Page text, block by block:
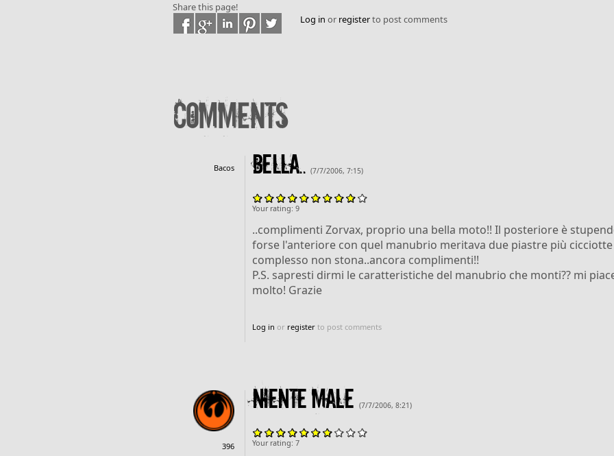
Share this page!
Log in or registerto post comments
Comments
Bacos Bella.. (7/7/2006, 7:15)
Your rating: 9
..complimenti Zorvax, proprio una bella moto!! Il posteriore è
forse l'anteriore con quel manubrio meritava due piastre più
complesso non stona..ancora complimenti!!
P.S. sapresti dirmi le caratteristiche del manubrio che monti?? mi
molto! Grazie
Log in or register to post comments
396
Niente male (7/7/2006, 8:21)
Your rating: 7